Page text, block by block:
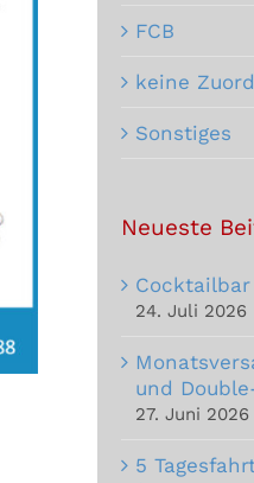
FCB
keine
Sonstiges
Neueste
24. Juli 2026
und
27. Juni 2026
5